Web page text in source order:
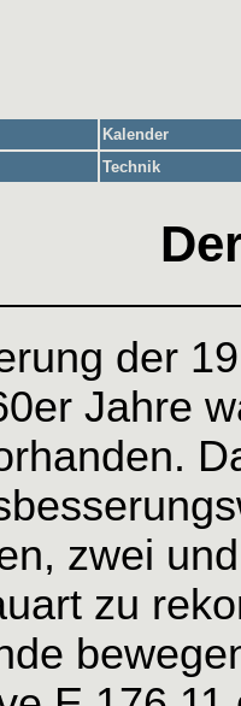
Kalender
Technik
der
Jahre
zwei
zu